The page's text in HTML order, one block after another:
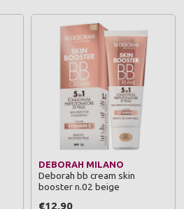
DEBORAH MILANO
Deborah bb cream skin
booster n.02 beige
€12,90